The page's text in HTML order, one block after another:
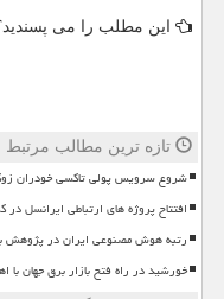
این مطلب را می
تازه ترین مطالب مرتبط
شروع سرویس پولی تاکسی خودران
افتتاح پروژه های ارتباطی ایرانسل در
رتبه هوش مصنوعی ایران در پژوهش بین ۱۲
خورشید در راه فتح بازار برق جهان با